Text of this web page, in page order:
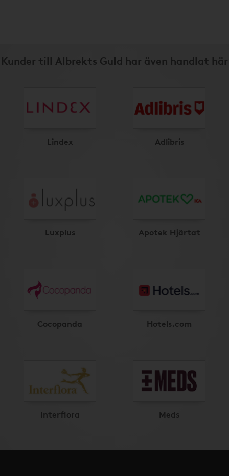
Kunder till Albrekts Guld har även handlat här
Lindex Adlibris
Luxplus Apotek Hjärtat
Cocopanda Hotels.com
Interflora Meds